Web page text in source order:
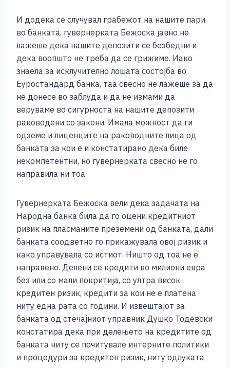
И додека се случувал грабежот на нашите пари
во банката, гувернерката Бежоска јавно не
лажеше дека нашите депозити се безбедни и
дека воопшто не треба да се грижиме. Иако
знаела за исклучително лошата состојба во
Еуростандард банка, таа свесно не лажеше за да
не донесе во заблуда и да не измами да
веруваме во сигурноста на нашите депозити
раководени со закони. Имала можност да ги
одземе и лиценците на раководните лица од
банката за кои е и констатирано дека биле
некомпетентни, но гувернерката свесно не го
направила ни тоа.
Гувернерката Бежоска вели дека задачата на
Народна банка била да го оцени кредитниот
ризик на пласманите преземени од банката, дали
банката соодветно го прикажувала овој ризик и
како управувала со истиот. Ништо од тоа не е
направено. Делени се кредити во милиони евра
без или со мали покритија, со ултра висок
кредитен ризик, кредити за кои не е платена
ниту една рата со години. И извештајот за
банката од стечајниот управник Душко Тодевски
констатира дека при делењето на кредитите од
банката ниту се почитувале интерните политики
и процедури за кредитен ризик, ниту одлуката